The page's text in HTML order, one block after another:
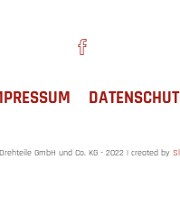
GmbH und Co. KG - 2022 | created by